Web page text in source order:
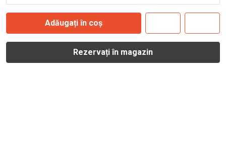
Adăugați în coș
Rezervați în magazin